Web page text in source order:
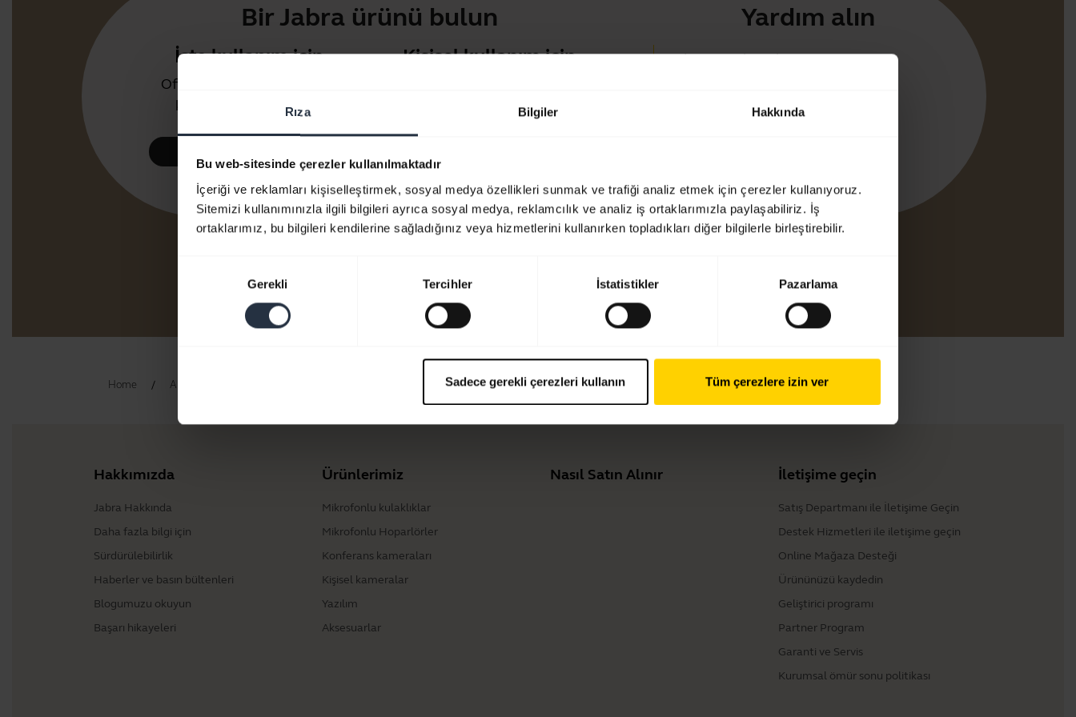
Rıza Bilgiler Hakkında
Bu web-sitesinde çerezler kullanılmaktadır
İçeriği ve reklamları kişiselleştirmek, sosyal medya özellikleri sunmak ve trafiği analiz etmek için çerezler kullanıyoruz.
Sitemizi kullanımınızla ilgili bilgileri ayrıca sosyal medya, reklamcılık ve analiz iş ortaklarımızla paylaşabiliriz. İş
ortaklarımız, bu bilgileri kendilerine sağladığınız veya hizmetlerini kullanırken topladıkları diğer bilgilerle birleştirebilir.
Gerekli Tercihler İstatistikler Pazarlama
Sadece gerekli çerezleri kullanın Tüm çerezlere izin ver
Bir Jabra ürünü bulun
İşte kullanım için
Ofis veya çağrı merkezi için
kulaklık ve hoparlörler
Kişisel kullanım için
baş üstü ve kulak içi kulaklıklar
Yardım alın
Jabra uygulamaları
Ürününüz için destek
Home Aksesuarlar
Hakkımızda
Jabra Hakkında
Daha fazla bilgi için
Sürdürülebilirlik
Haberler ve basın bültenleri
Blogumuzu okuyun
Başarı hikayeleri
Ürünlerimiz
Mikrofonlu kulaklıklar
Mikrofonlu Hoparlörler
Konferans kameraları
Kişisel kameralar
Yazılım
Aksesuarlar
Nasıl Satın Alınır İletişime geçin
Satış Departmanı ile İletişime Geçin
Destek Hizmetleri ile iletişime geçin
Online Mağaza Desteği
Ürününüzü kaydedin
Geliştirici programı
Partner Program
Garanti ve Servis
Kurumsal ömür sonu politikası